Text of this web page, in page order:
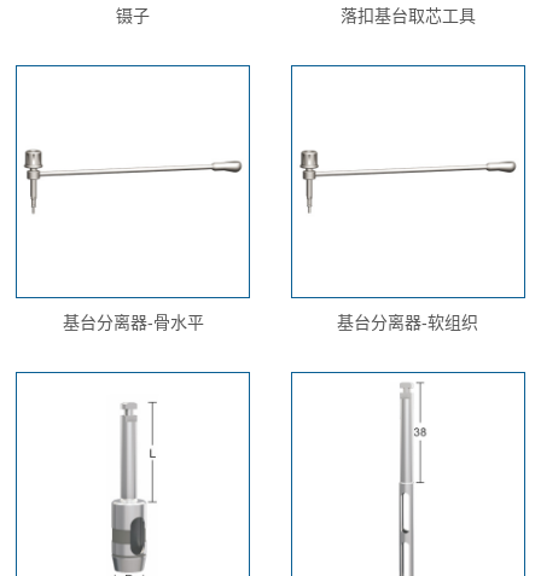
镊子 落扣基台取芯工具
基台分离器-骨水平 基台分离器-软组织